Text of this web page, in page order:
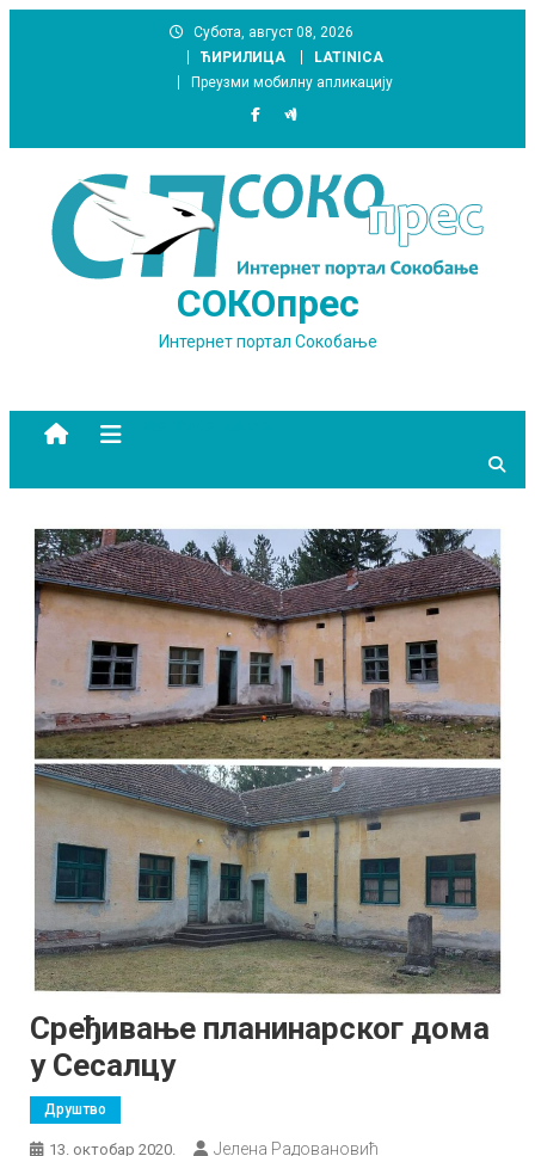
Субота, август 08, 2026
ЋИРИЛИЦА
LATINICA
Преузми мобилну апликацију
СОКОпрес
Интернет портал Сокобање
Сређивање планинарског дома
у Сесалцу
Друштво
13. октобар 2020. Јелена Радовановић